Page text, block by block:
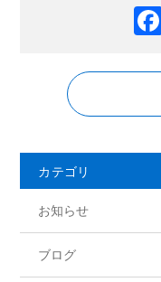
カテゴリ
お知らせ
ブログ